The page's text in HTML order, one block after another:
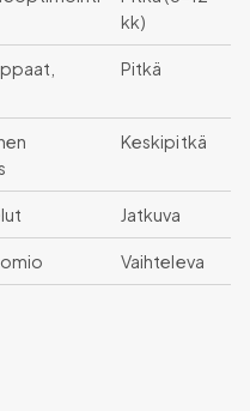
kk)
Pitkä
Keskipitkä
Jatkuva
Vaihteleva